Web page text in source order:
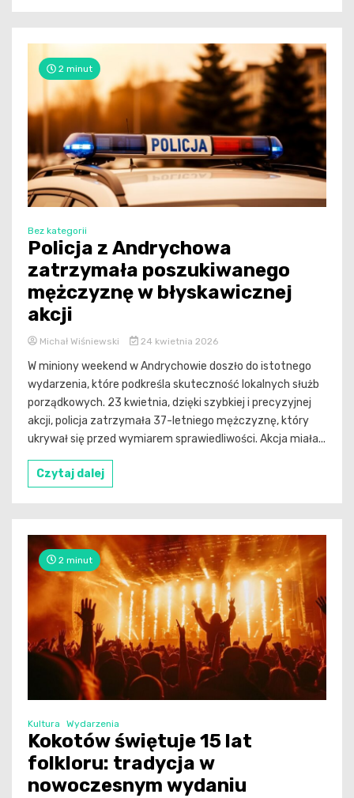
2 minut
Bez kategorii
Policja z Andrychowa
zatrzymała poszukiwanego
mężczyznę w błyskawicznej
akcji
Michał Wiśniewski 24 kwietnia 2026
W miniony weekend w Andrychowie doszło do istotnego
wydarzenia, które podkreśla skuteczność lokalnych służb
porządkowych. 23 kwietnia, dzięki szybkiej i precyzyjnej
akcji, policja zatrzymała 37-letniego mężczyznę, który
ukrywał się przed wymiarem sprawiedliwości. Akcja miała...
Czytaj dalej
2 minut
Kultura Wydarzenia
Kokotów świętuje 15 lat
folkloru: tradycja w
nowoczesnym wydaniu